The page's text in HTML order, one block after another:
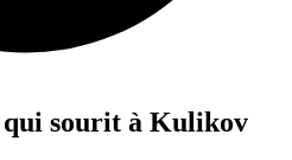
sourit à Kulikov